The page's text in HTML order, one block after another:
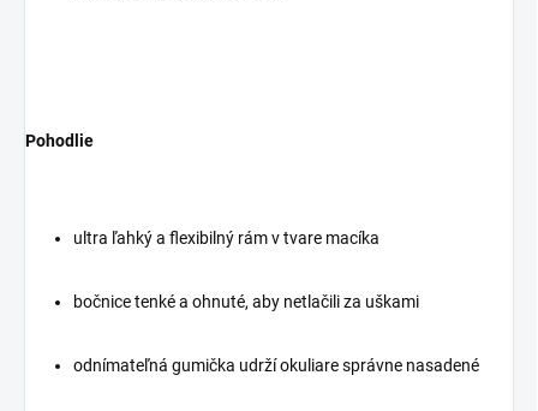
Pohodlie
ultra ľahký a flexibilný rám v tvare macíka
bočnice tenké a ohnuté, aby netlačili za uškami
odnímateľná gumička udrží okuliare správne nasadené